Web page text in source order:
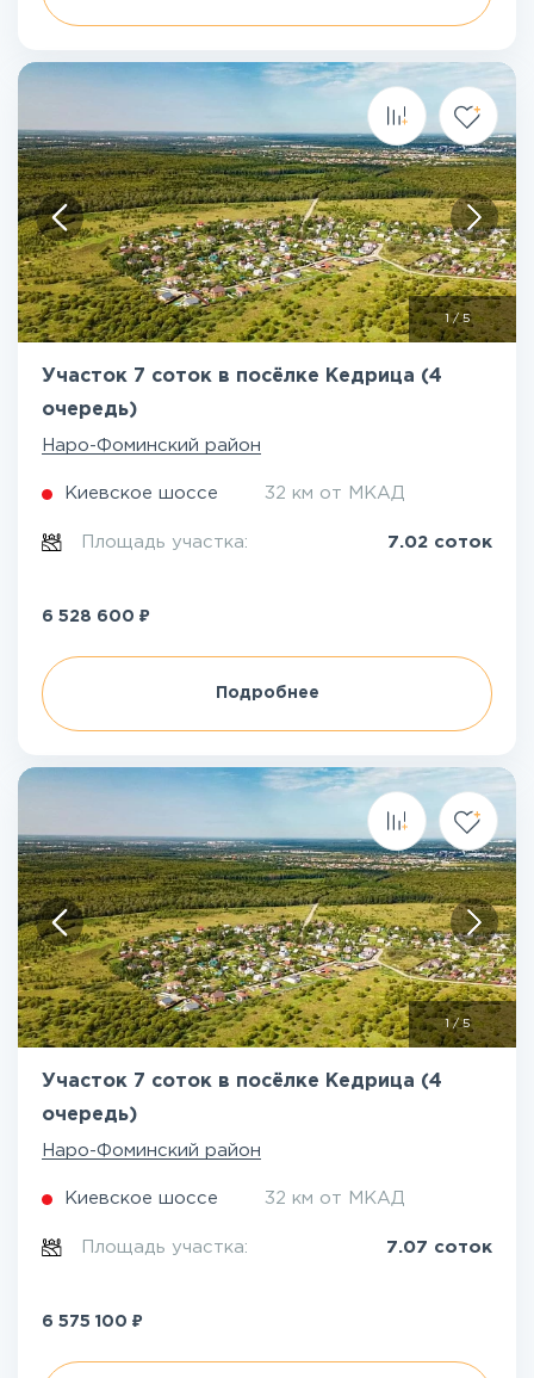
1/5
Участок 7 соток в посёлке Кедрица (4
очередь)
Наро-Фоминский район
Киевское шоссе 32 км от МКАД
Площадь участка: 7.02 соток
6 528 600 ₽
Подробнее
1/5
Участок 7 соток в посёлке Кедрица (4
очередь)
Наро-Фоминский район
Киевское шоссе 32 км от МКАД
Площадь участка: 7.07 соток
6 575 100 ₽